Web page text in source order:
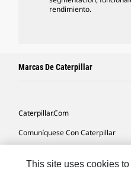
rendimiento.
Marcas De Caterpillar
Caterpillar.com
Comuníquese Con Caterpillar
This site uses cookies